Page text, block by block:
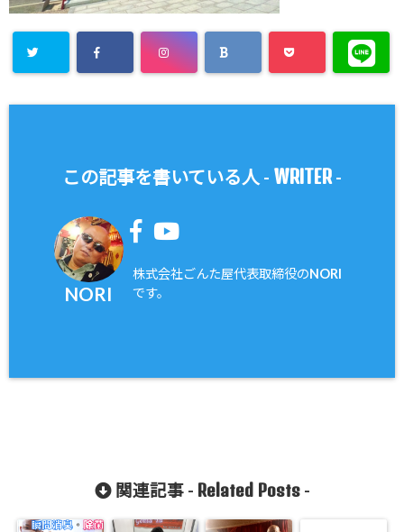
この記事を書いている人 - WRITER-
NORI
株式会社ごんた屋代表取締役のNORI
です。
関連記事 - Related Posts-